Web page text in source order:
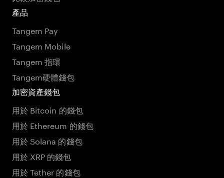
產品
Tangem Pay
Tangem Mobile
Tangem 指環
Tangem硬體錢包
加密資產錢包
用於 Bitcoin 的錢包
用於 Ethereum 的錢包
用於 Solana 的錢包
用於 XRP 的錢包
用於 Tether 的錢包